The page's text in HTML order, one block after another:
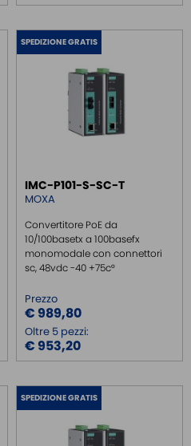
SPEDIZIONE GRATIS
IMC-P101-S-SC-T
MOXA
Convertitore PoE da
10/100basetx a 100basefx
monomodale con connettori
sc, 48vdc -40 +75c°
Prezzo
€ 989,80
Oltre 5 pezzi:
€ 953,20
SPEDIZIONE GRATIS